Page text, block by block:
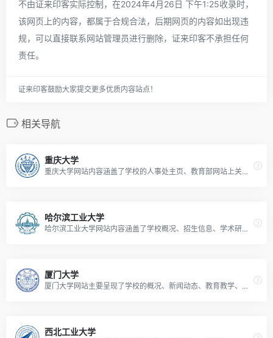
不由证来印客实际控制，在2024年4月26日 下午1:25收录时，
该网页上的内容，都属于合规合法，后期网页的内容如出现违
规，可以直接联系网站管理员进行删除，证来印客不承担任何
责任。
证来印客鼓励大家提交更多优质内容站点！
相关导航
重庆大学
重庆大学网站内容涵盖了学校的人事处主页、教育部网站上关于重庆大学的新工科建设、依法治校工作、资助育人工作等报道，以及本科生院、辛辛那提联合学院的相关信息。
哈尔滨工业大学
哈尔滨工业大学网站内容涵盖了学校概况、招生信息、学术研究、校园生活等方面，是一个提供全面、权威信息的网站。
厦门大学
厦门大学网站主要呈现了学校的概况、新闻动态、教育教学、科研成果、招生就业等多方面的丰富信息。
西北工业大学